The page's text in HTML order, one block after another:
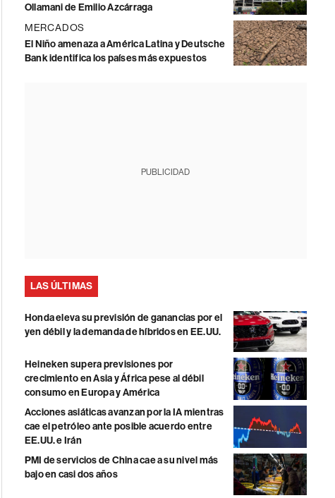
Ollamani de Emilio Azcárraga
MERCADOS
El Niño amenaza a América Latina y Deutsche
Bank identifica los países más expuestos
PUBLICIDAD
LAS ÚLTIMAS
Honda eleva su previsión de ganancias por el
yen débil y la demanda de híbridos en EE.UU.
Heineken supera previsiones por
crecimiento en Asia y África pese al débil
consumo en Europa y América
Acciones asiáticas avanzan por la IA mientras
cae el petróleo ante posible acuerdo entre
EE.UU. e Irán
PMI de servicios de China cae a su nivel más
bajo en casi dos años